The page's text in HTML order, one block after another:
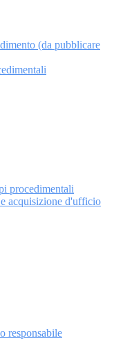
(da pubblicare
procedimentali
acquisizione d'ufficio
responsabile